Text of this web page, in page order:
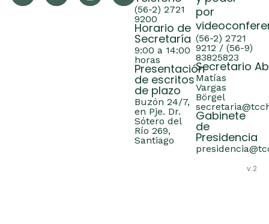
(56-2) 2721
9200
Horario de
Secretaría
9:00 a 14:00
horas
Presentación
de escritos
de plazo
Buzón 24/7,
en Pje. Dr.
Sótero del
Río 269,
Santiago
por
(56-2) 2721
9212 / (56-9)
83825823
Secretario
Matías
Vargas
Börgel
Gabinete
de
Presidencia
v.2